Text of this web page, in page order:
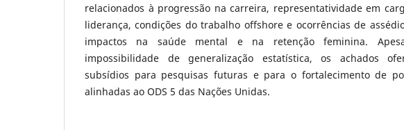
relacionados à progressão na carreira, representatividade em
liderança, condições do trabalho offshore e ocorrências de
impactos na saúde mental e na retenção feminina.
impossibilidade de generalização estatística, os achados
subsídios para pesquisas futuras e para o fortalecimento de
alinhadas ao ODS 5 das Nações Unidas.